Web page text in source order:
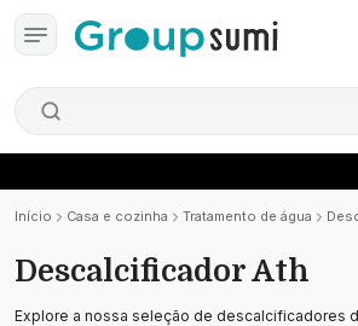
Início Casa e cozinha Tratamento de água
Descalcificador Ath
Explore a nossa seleção de descalcificadores